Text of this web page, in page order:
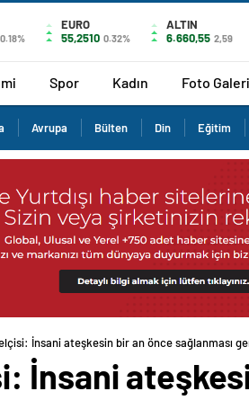
0.18%
EURO
55,2510 0.32%
ALTIN
6.660,55 2,59
Spor Kadın Foto Galeri
Avrupa Bülten Din Eğitim
İnsani ateşkesin bir an önce sağlanması
İnsani